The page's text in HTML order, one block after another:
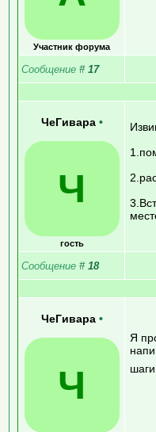
Участник форума
Сообщение # 17
ЧеГивара •
Ч
гость
Сообщение # 18
ЧеГивара •
Ч
Я